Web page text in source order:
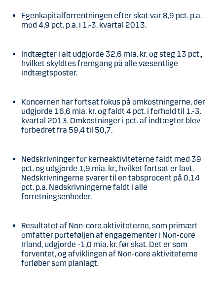
Egenkapitalforrentningen efter skat var 8,9 pct. p.a.
mod 4,9 pct. p.a. i 1.-3. kvartal 2013.
Indtægter i alt udgjorde 32,6 mia. kr. og steg 13 pct.,
hvilket skyldtes fremgang på alle væsentlige
indtægtsposter.
Koncernen har fortsat fokus på omkostningerne, der
udgjorde 16,6 mia. kr. og faldt 4 pct. i forhold til 1.-3.
kvartal 2013. Omkostninger i pct. af indtægter blev
forbedret fra 59,4 til 50,7.
Nedskrivninger for kerneaktiviteterne faldt med 39
pct. og udgjorde 1,9 mia. kr., hvilket fortsat er lavt.
Nedskrivningerne svarer til en tabsprocent på 0,14
pct. p.a. Nedskrivningerne faldt i alle
forretningsenheder.
Resultatet af Non-core aktiviteterne, som primært
omfatter porteføljen af engagementer i Non-core
Irland, udgjorde -1,0 mia. kr. før skat. Det er som
forventet, og afviklingen af Non-core aktiviteterne
forløber som planlagt.